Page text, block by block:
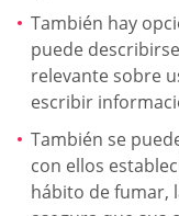
También hay
puede
relevante sobre
escribir
También se
con ellos
hábito de fumar,